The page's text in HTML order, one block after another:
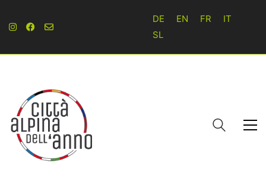
DE EN FR
IT
SL